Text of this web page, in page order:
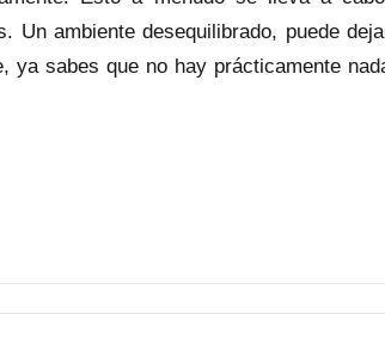
Un ambiente desequilibrado, puede
ya sabes que no hay prácticamente